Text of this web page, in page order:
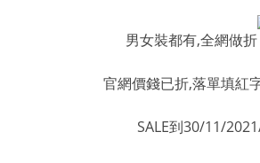
男女裝都有,全網做折
官網價錢已折,落單填紅
SALE到30/11/